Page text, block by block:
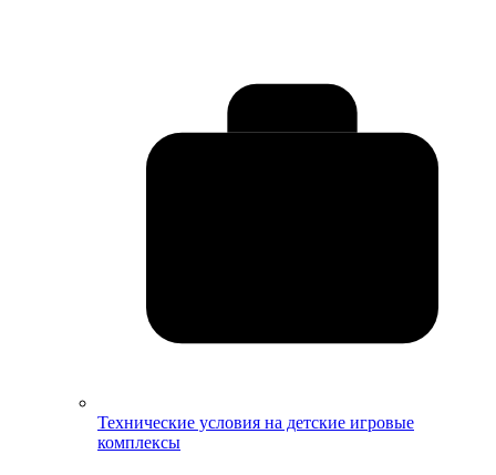
Технические условия на детские игровые
комплексы